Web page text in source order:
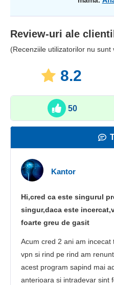
Review-uri ale
(Recenziile utilizatorilor nu sunt
8.2
50
Asistență
Kantor
Hi,cred ca este singurul
singur,daca este
foarte greu de gasit
Acum cred 2 ani am
vpn si rind pe rind am
acest program sapind mai
anterioara si intradevar sint